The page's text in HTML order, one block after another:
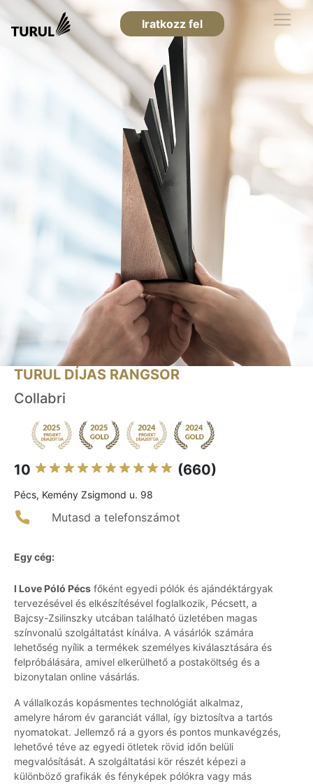
Iratkozz fel
TURUL DÍJAS RANGSOR
Collabri
10 (660)
Pécs, Kemény Zsigmond u. 98
Mutasd a telefonszámot
Egy cég:
I Love Póló Pécs főként egyedi pólók és ajándéktárgyak
tervezésével és elkészítésével foglalkozik, Pécsett, a
Bajcsy-Zsilinszky utcában található üzletében magas
színvonalú szolgáltatást kínálva. A vásárlók számára
lehetőség nyílik a termékek személyes kiválasztására és
felpróbálására, amivel elkerülhető a postaköltség és a
bizonytalan online vásárlás.
A vállalkozás kopásmentes technológiát alkalmaz,
amelyre három év garanciát vállal, így biztosítva a tartós
nyomatokat. Jellemző rá a gyors és pontos munkavégzés,
lehetővé téve az egyedi ötletek rövid időn belüli
megvalósítását. A szolgáltatási kör részét képezi a
különböző grafikák és fényképek pólókra vagy más